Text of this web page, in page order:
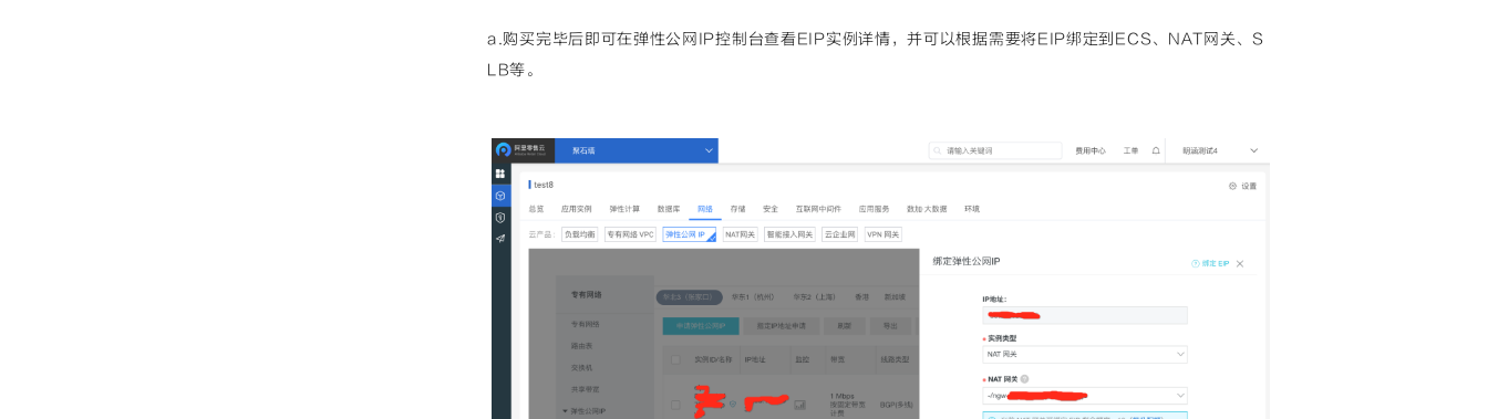
a.购买完毕后即可在弹性公网IP控制台查看EIP实例详情，并可以根据需要将EIP绑定到ECS、NAT网关、S
LB等。